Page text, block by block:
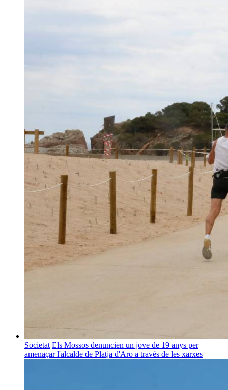
Societat Els Mossos denuncien un jove de 19 anys per
amenaçar l'alcalde de Platja d'Aro a través de les xarxes